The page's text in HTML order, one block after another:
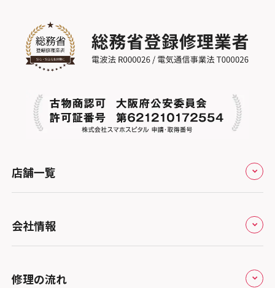
店舗一覧
北海道・東北
スマホスピタル大丸札幌
関東
会社情報
修理の流れ